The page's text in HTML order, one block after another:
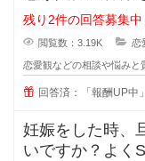
をしている間に
残り2件の回答募集中
閲覧数：3.19K 恋
恋愛観などの相談や悩みと
回答済：「報酬UP中
妊娠をした時、
いですか？よく